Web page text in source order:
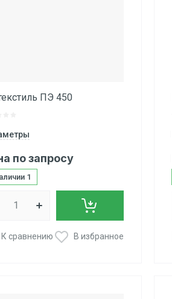
ПЭ 450
1
по запросу
К сравнению В избранное